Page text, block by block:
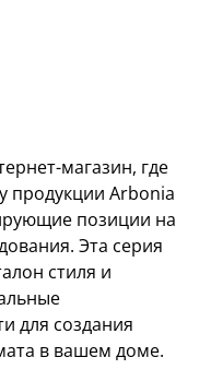
магазин, где
продукции Arbonia
позиции на
Эта серия
стиля и
для создания
в вашем доме.